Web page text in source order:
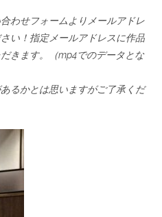
わせフォームよりメールアドレ
い！指定メールアドレスに作品
きます。（mp4でのデータとな
るかとは思いますがご了承くだ